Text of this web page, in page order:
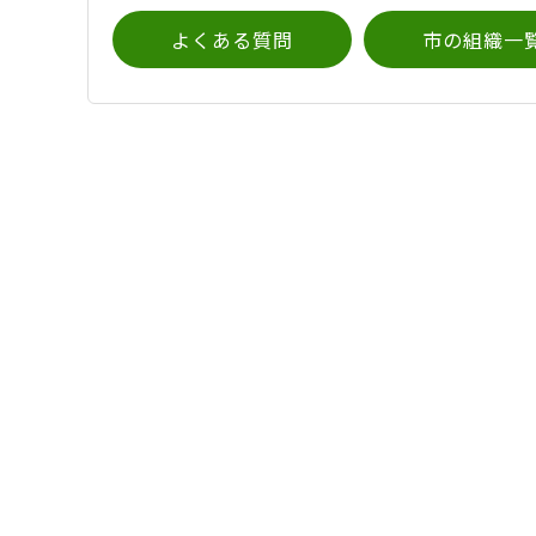
よくある質問 市の組織一